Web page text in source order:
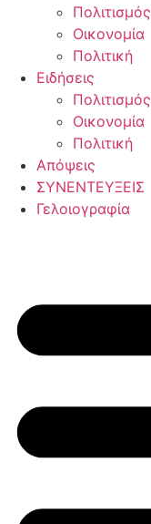
Πολιτισμός
Οικονομία
Πολιτική
Ειδήσεις
Πολιτισμός
Οικονομία
Πολιτική
Απόψεις
ΣΥΝΕΝΤΕΥΞΕΙΣ
Γελοιογραφία